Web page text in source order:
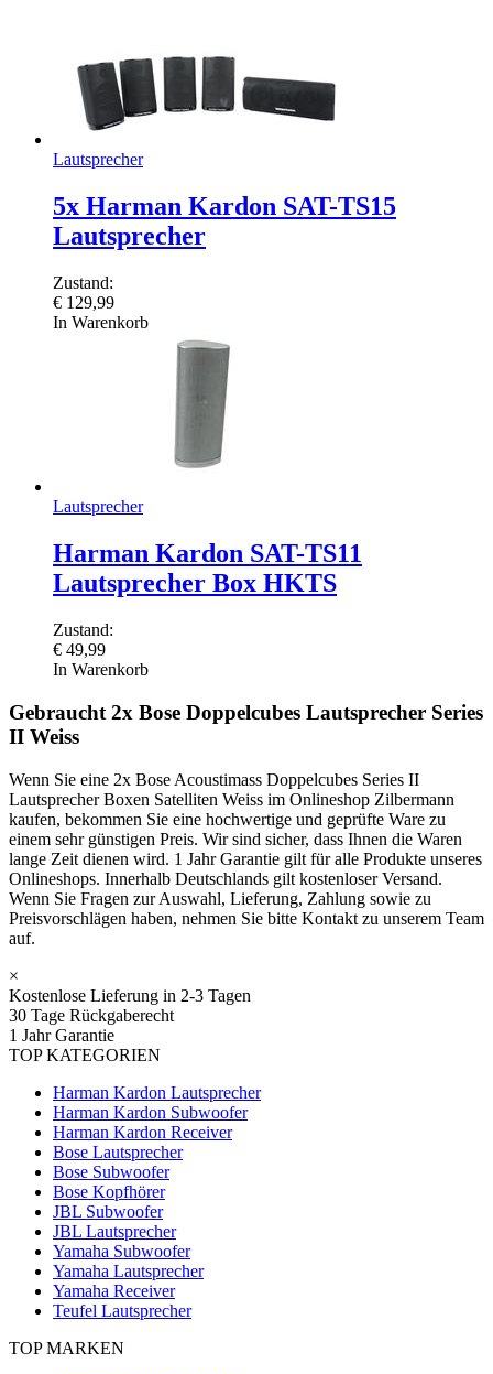
Lautsprecher
5x Harman Kardon SAT-TS15
Lautsprecher
Zustand:
€ 129,99
In Warenkorb
Lautsprecher
Harman Kardon SAT-TS11
Lautsprecher Box HKTS
Zustand:
€ 49,99
In Warenkorb
Gebraucht 2x Bose Doppelcubes Lautsprecher Series
II Weiss
Wenn Sie eine 2x Bose Acoustimass Doppelcubes Series II
Lautsprecher Boxen Satelliten Weiss im Onlineshop Zilbermann
kaufen, bekommen Sie eine hochwertige und geprüfte Ware zu
einem sehr günstigen Preis. Wir sind sicher, dass Ihnen die Waren
lange Zeit dienen wird. 1 Jahr Garantie gilt für alle Produkte unseres
Onlineshops. Innerhalb Deutschlands gilt kostenloser Versand.
Wenn Sie Fragen zur Auswahl, Lieferung, Zahlung sowie zu
Preisvorschlägen haben, nehmen Sie bitte Kontakt zu unserem Team
auf.
×
Kostenlose Lieferung in 2-3 Tagen
30 Tage Rückgaberecht
1 Jahr Garantie
TOP KATEGORIEN
Harman Kardon Lautsprecher
Harman Kardon Subwoofer
Harman Kardon Receiver
Bose Lautsprecher
Bose Subwoofer
Bose Kopfhörer
JBL Subwoofer
JBL Lautsprecher
Yamaha Subwoofer
Yamaha Lautsprecher
Yamaha Receiver
Teufel Lautsprecher
TOP MARKEN